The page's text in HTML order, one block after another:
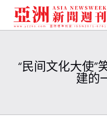
“民间文化大使”
建的